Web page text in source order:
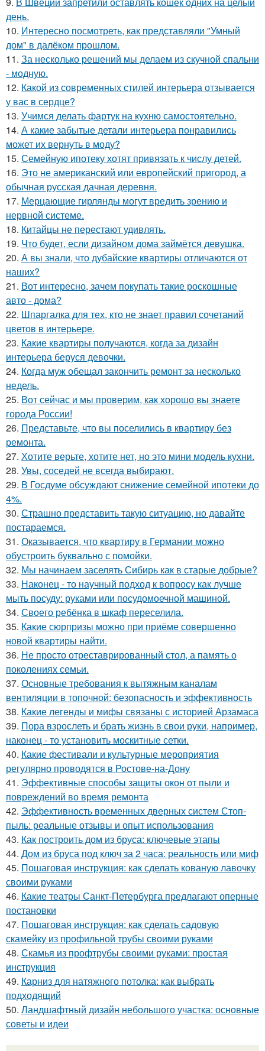
день.
10. Интересно посмотреть, как представляли "Умный
дом" в далёком прошлом.
11. За несколько решений мы делаем из скучной спальни
- модную.
12. Какой из современных стилей интерьера отзывается
у вас в сердце?
13. Учимся делать фартук на кухню самостоятельно.
14. А какие забытые детали интерьера понравились
может их вернуть в моду?
15. Семейную ипотеку хотят привязать к числу детей.
16. Это не американский или европейский пригород, а
обычная русская дачная деревня.
17. Мерцающие гирлянды могут вредить зрению и
нервной системе.
18. Китайцы не перестают удивлять.
19. Что будет, если дизайном дома займётся девушка.
20. А вы знали, что дубайские квартиры отличаются от
наших?
21. Вот интересно, зачем покупать такие роскошные
авто - дома?
22. Шпаргалка для тех, кто не знает правил сочетаний
цветов в интерьере.
23. Какие квартиры получаются, когда за дизайн
интерьера беруся девочки.
24. Когда муж обещал закончить ремонт за несколько
недель.
25. Вот сейчас и мы проверим, как хорошо вы знаете
города России!
26. Представьте, что вы поселились в квартиру без
ремонта.
27. Хотите верьте, хотите нет, но это мини модель кухни.
28. Увы, соседей не всегда выбирают.
29. В Госдуме обсуждают снижение семейной ипотеки до
4%.
30. Страшно представить такую ситуацию, но давайте
постараемся.
31. Оказывается, что квартиру в Германии можно
обустроить буквально с помойки.
32. Мы начинаем заселять Сибирь как в старые добрые?
33. Наконец - то научный подход к вопросу как лучше
мыть посуду: руками или посудомоечной машиной.
34. Своего ребёнка в шкаф переселила.
35. Какие сюрпризы можно при приёме совершенно
новой квартиры найти.
36. Не просто отреставрированный стол, а память о
поколениях семьи.
37. Основные требования к вытяжным каналам
вентиляции в топочной: безопасность и эффективность
38. Какие легенды и мифы связаны с историей Арзамаса
39. Пора взрослеть и брать жизнь в свои руки, например,
наконец - то установить москитные сетки.
40. Какие фестивали и культурные мероприятия
регулярно проводятся в Ростове-на-Дону
41. Эффективные способы защиты окон от пыли и
повреждений во время ремонта
42. Эффективность временных дверных систем Стоп-
пыль: реальные отзывы и опыт использования
43. Как построить дом из бруса: ключевые этапы
44. Дом из бруса под ключ за 2 часа: реальность или миф
45. Пошаговая инструкция: как сделать кованую лавочку
своими руками
46. Какие театры Санкт-Петербурга предлагают оперные
постановки
47. Пошаговая инструкция: как сделать садовую
скамейку из профильной трубы своими руками
48. Скамья из профтрубы своими руками: простая
инструкция
49. Карниз для натяжного потолка: как выбрать
подходящий
50. Ландшафтный дизайн небольшого участка: основные
советы и идеи